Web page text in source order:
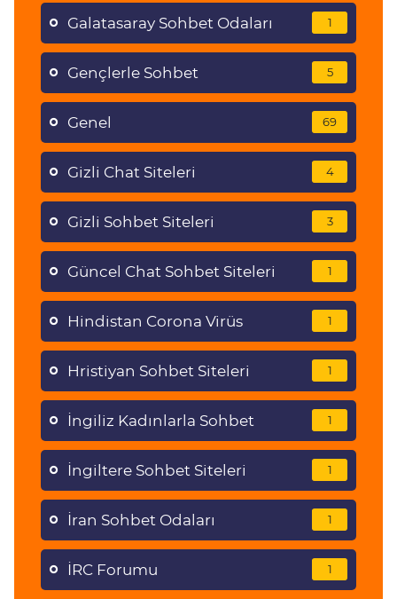
Galatasaray Sohbet Odaları 1
Gençlerle Sohbet 5
Genel 69
Gizli Chat Siteleri 4
Gizli Sohbet Siteleri 3
Güncel Chat Sohbet Siteleri 1
Hindistan Corona Virüs 1
Hristiyan Sohbet Siteleri 1
İngiliz Kadınlarla Sohbet 1
İngiltere Sohbet Siteleri 1
İran Sohbet Odaları 1
İRC Forumu 1